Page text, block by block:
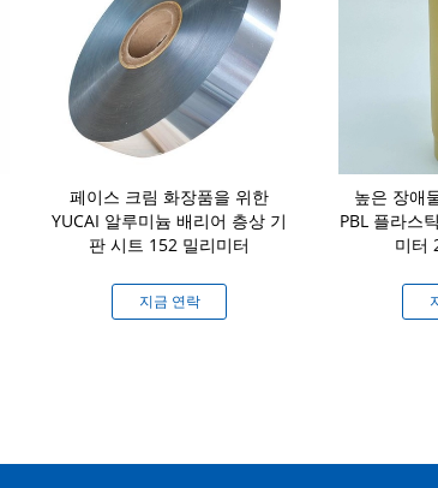
페이스 크림 화장품을 위한
YUCAI 알루미늄 배리어 층상 기
판 시트 152 밀리미터
지금 연락
높은 장애
PBL 플라스
미터